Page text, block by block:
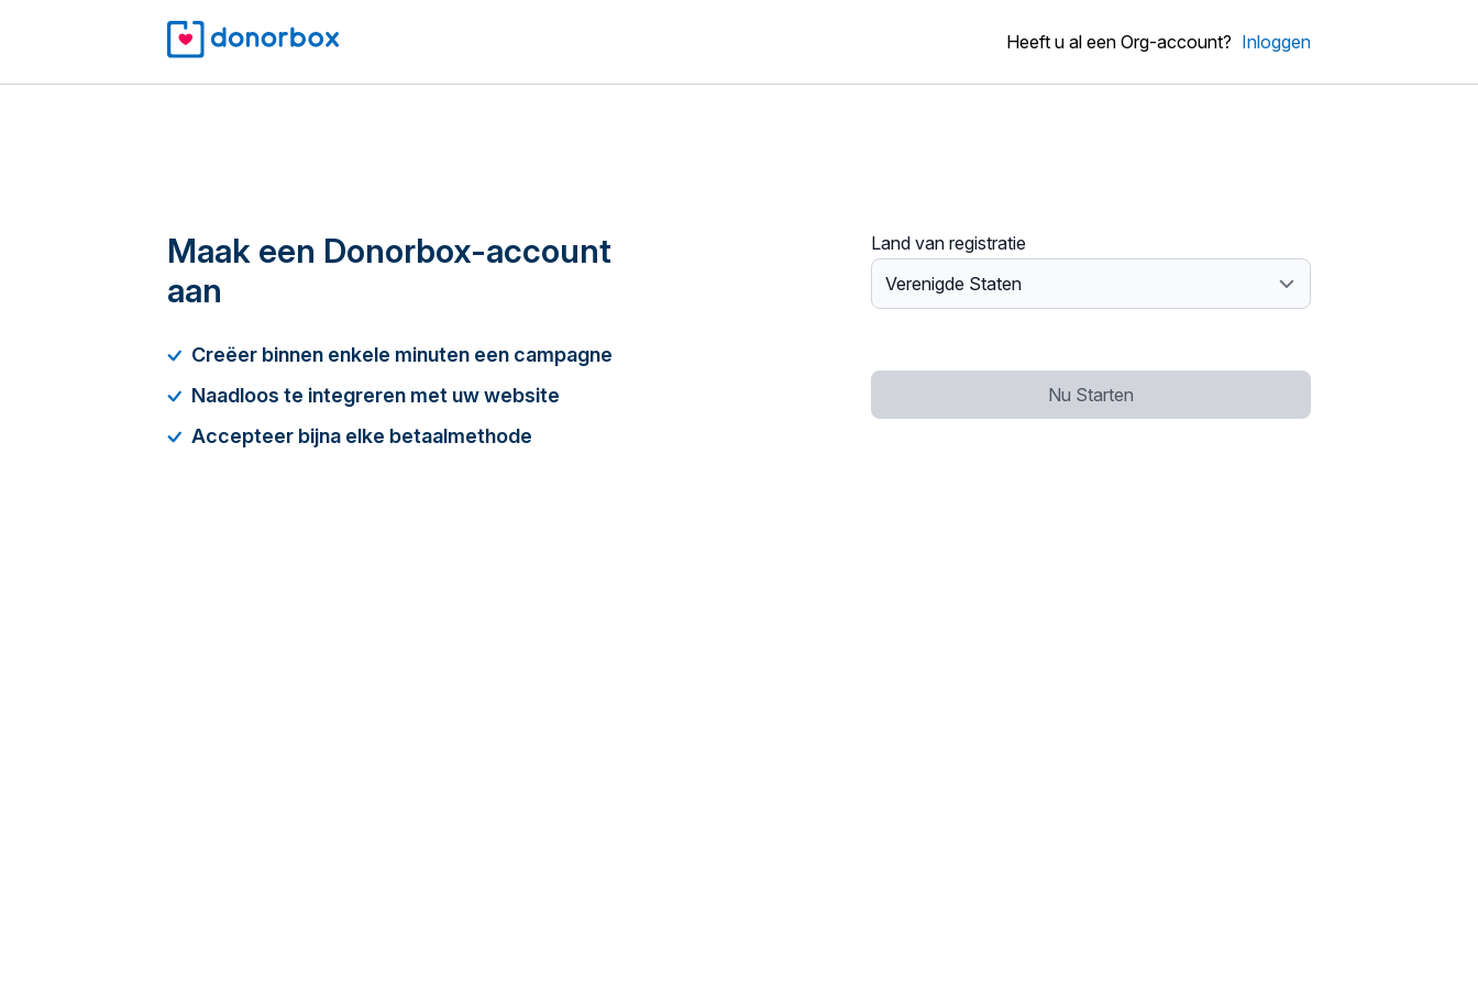
Heeft u al een Org-account? Inloggen
Maak een Donorbox-account
aan
Creëer binnen enkele minuten een campagne
Naadloos te integreren met uw website
Accepteer bijna elke betaalmethode
Land van registratie
Nu Starten